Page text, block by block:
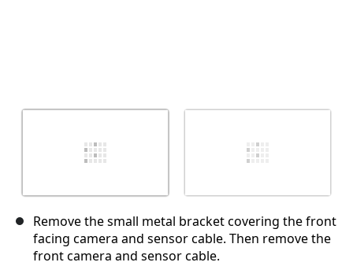
Remove the small metal bracket covering the front
facing camera and sensor cable. Then remove the
front camera and sensor cable.